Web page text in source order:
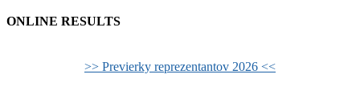
pagination
ONLINE RESULTS
>> Previerky reprezentantov 2026 <<